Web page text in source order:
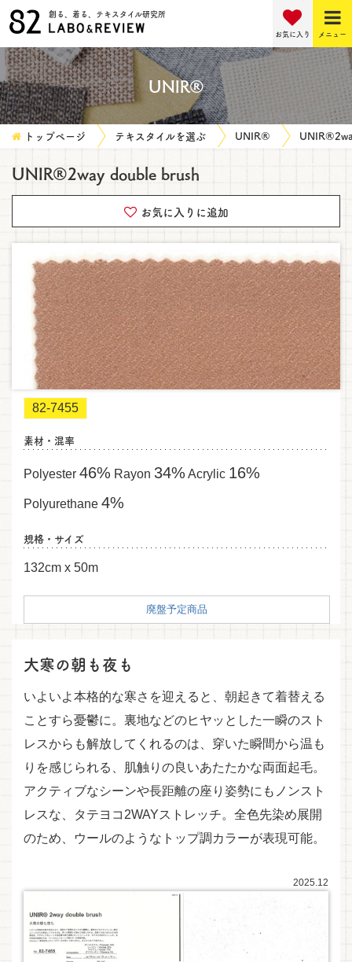
創る、着る、テキスタイル研究所
メニュー
お気に入り
UNIR®
トップページ テキスタイルを選ぶ UNIR®
UNIR®2way double brush
お気に入りに追加
82-7455
素材・混率
Polyester 46% Rayon 34% Acrylic 16%
Polyurethane 4%
規格・サイズ
132cm x 50m
廃盤予定商品
大寒の朝も夜も
いよいよ本格的な寒さを迎えると、朝起きて着替える
ことすら憂鬱に。裏地などのヒヤッとした一瞬のスト
レスからも解放してくれるのは、穿いた瞬間から温も
りを感じられる、肌触りの良いあたたかな両面起毛。
アクティブなシーンや長距離の座り姿勢にもノンスト
レスな、タテヨコ2WAYストレッチ。全色先染め展開
のため、ウールのようなトップ調カラーが表現可能。
2025.12